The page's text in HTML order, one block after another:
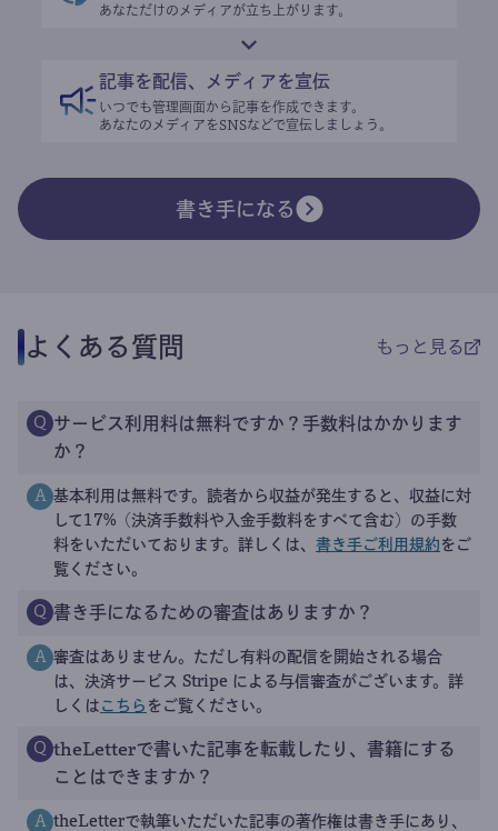
あなただけのメディアが立ち上がります。
記事を配信、メディアを宣伝
いつでも管理画面から記事を作成できます。
あなたのメディアをSNSなどで宣伝しましょう。
書き手になる
よくある質問 もっと見る
Q サービス利用料は無料ですか？手数料はかかります
か？
A 基本利用は無料です。読者から収益が発生すると、収益に対
して17%（決済手数料や入金手数料をすべて含む）の手数
料をいただいております。詳しくは、 書き手ご利用規約 をご
覧ください。
Q 書き手になるための審査はありますか？
A 審査はありません。ただし有料の配信を開始される場合
は、決済サービス Stripe による与信審査がございます。詳
しくは こちら をご覧ください。
Q theLetterで書いた記事を転載したり、書籍にする
ことはできますか？
A theLetterで執筆いただいた記事の著作権は書き手にあり、